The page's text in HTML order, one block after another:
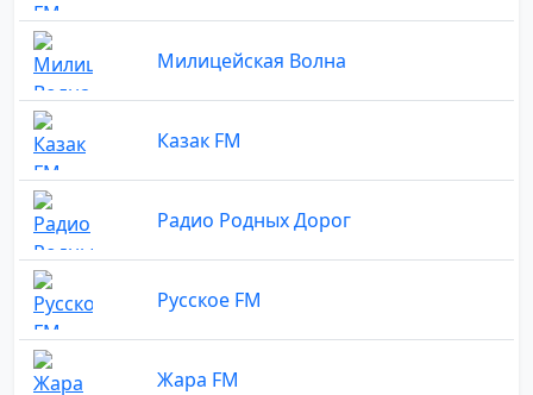
Милицейская Волна
Казак FM
Радио Родных Дорог
Русское FM
Жара FM